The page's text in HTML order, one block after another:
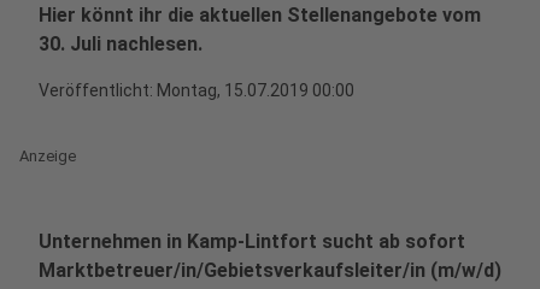
Hier könnt ihr die aktuellen Stellenangebote vom
30. Juli nachlesen.
Veröffentlicht: Montag, 15.07.2019 00:00
Anzeige
Unternehmen in Kamp-Lintfort sucht ab sofort
Marktbetreuer/in/Gebietsverkaufsleiter/in (m/w/d)